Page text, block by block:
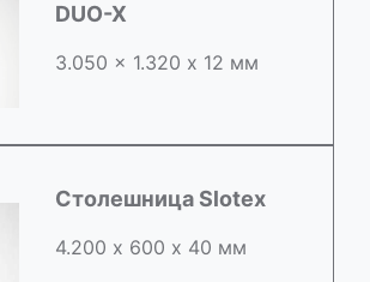
DUO-X
3.050 x 1.320 х 12 мм
Столешница Slotex
4.200 х 600 х 40 мм